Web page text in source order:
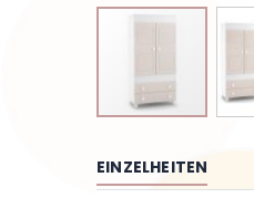
der
Bildgalerie
EINZELHEITEN